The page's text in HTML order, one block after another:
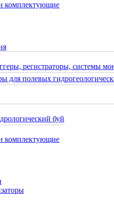
комплектующие
регистраторы, системы
для полевых
буй
комплектующие